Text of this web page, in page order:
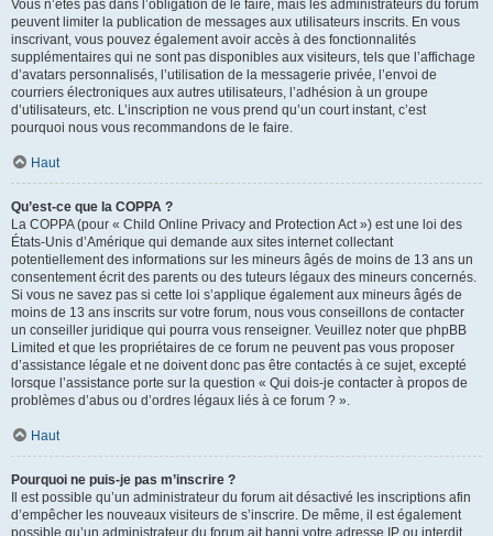
Vous n’êtes pas dans l’obligation de le faire, mais les administrateurs du forum
peuvent limiter la publication de messages aux utilisateurs inscrits. En vous
inscrivant, vous pouvez également avoir accès à des fonctionnalités
supplémentaires qui ne sont pas disponibles aux visiteurs, tels que l’affichage
d’avatars personnalisés, l’utilisation de la messagerie privée, l’envoi de
courriers électroniques aux autres utilisateurs, l’adhésion à un groupe
d’utilisateurs, etc. L’inscription ne vous prend qu’un court instant, c’est
pourquoi nous vous recommandons de le faire.
Haut
Qu’est-ce que la COPPA ?
La COPPA (pour « Child Online Privacy and Protection Act ») est une loi des
États-Unis d’Amérique qui demande aux sites internet collectant
potentiellement des informations sur les mineurs âgés de moins de 13 ans un
consentement écrit des parents ou des tuteurs légaux des mineurs concernés.
Si vous ne savez pas si cette loi s’applique également aux mineurs âgés de
moins de 13 ans inscrits sur votre forum, nous vous conseillons de contacter
un conseiller juridique qui pourra vous renseigner. Veuillez noter que phpBB
Limited et que les propriétaires de ce forum ne peuvent pas vous proposer
d’assistance légale et ne doivent donc pas être contactés à ce sujet, excepté
lorsque l’assistance porte sur la question « Qui dois-je contacter à propos de
problèmes d’abus ou d’ordres légaux liés à ce forum ? ».
Haut
Pourquoi ne puis-je pas m’inscrire ?
Il est possible qu’un administrateur du forum ait désactivé les inscriptions afin
d’empêcher les nouveaux visiteurs de s’inscrire. De même, il est également
possible qu’un administrateur du forum ait banni votre adresse IP ou interdit